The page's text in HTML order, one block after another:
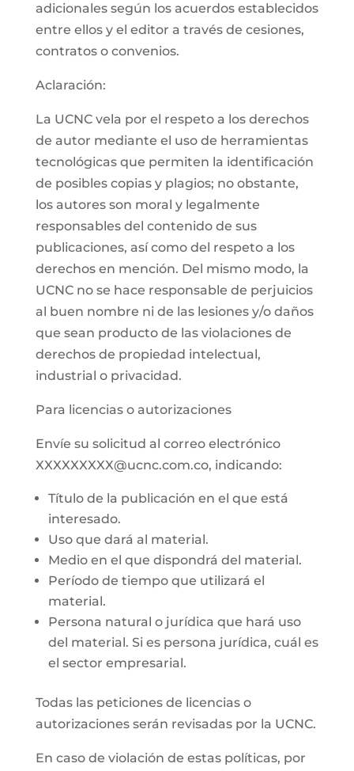
adicionales según los acuerdos establecidos
entre ellos y el editor a través de cesiones,
contratos o convenios.
Aclaración:
La UCNC vela por el respeto a los derechos
de autor mediante el uso de herramientas
tecnológicas que permiten la identificación
de posibles copias y plagios; no obstante,
los autores son moral y legalmente
responsables del contenido de sus
publicaciones, así como del respeto a los
derechos en mención. Del mismo modo, la
UCNC no se hace responsable de perjuicios
al buen nombre ni de las lesiones y/o daños
que sean producto de las violaciones de
derechos de propiedad intelectual,
industrial o privacidad.
Para licencias o autorizaciones
Envíe su solicitud al correo electrónico
XXXXXXXXX@ucnc.com.co, indicando:
Título de la publicación en el que está
interesado.
Uso que dará al material.
Medio en el que dispondrá del material.
Período de tiempo que utilizará el
material.
Persona natural o jurídica que hará uso
del material. Si es persona jurídica, cuál es
el sector empresarial.
Todas las peticiones de licencias o
autorizaciones serán revisadas por la UCNC.
En caso de violación de estas políticas, por